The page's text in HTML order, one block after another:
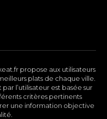
propose aux utilisateurs
plats de chaque ville.
l’utilisateur est basée sur
critères pertinents
une information objective